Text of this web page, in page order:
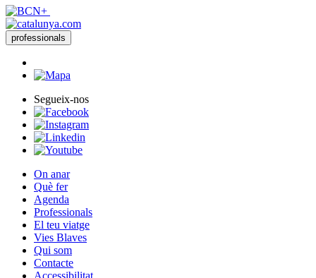
professionals
Segueix-nos
On anar
Què fer
Agenda
Professionals
El teu viatge
Vies Blaves
Qui som
Contacte